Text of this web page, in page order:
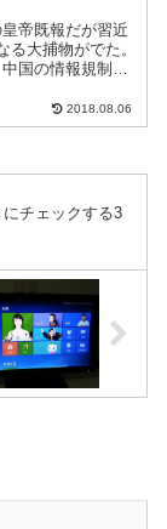
帝既報だが習近
る大捕物がでた。
国の情報規制を
きた人物だ。自ら
ない同氏は、い
2018.08.06
チェックする3